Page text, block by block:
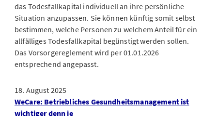
das Todesfallkapital individuell an ihre persönliche
Situation anzupassen. Sie können künftig somit selbst
bestimmen, welche Personen zu welchem Anteil für ein
allfälliges Todesfallkapital begünstigt werden sollen.
Das Vorsorgereglement wird per 01.01.2026
entsprechend angepasst.
18. August 2025
WeCare: Betriebliches Gesundheitsmanagement ist
wichtiger denn je